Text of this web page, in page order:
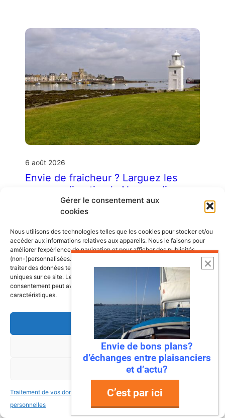
Gérer le consentement aux
cookies
Nous utilisons des technologies telles que les cookies pour stocker et/ou
accéder aux informations relatives aux appareils. Nous le faisons pour
améliorer l’expérience de navigation et pour afficher des publicités
(non-)personnalisées. Consentir à ces technologies nous autorisera à
traiter des données telles que le comportement de navigation ou les ID
uniques sur ce site. Le fait de ne pas consentir ou de retirer son
consentement peut avoir un effet négatif sur certaines fonctonnalités et
caractéristiques.
Accepter
Refuser
Voir les préférences
Traitement de vos données
personnelles
Traitement de vos données
personnelles
6 août 2026
Envie de fraicheur ? Larguez les
amarres direction la Normandie
Imaginez : des falaises vertigineuses qui
de pêche colorés où l’on déguste des huîtres
encore salées par …
Lire l’article
Envie de bons plans?
d’échanges entre plaisanciers
et d’actu?
C’est par ici